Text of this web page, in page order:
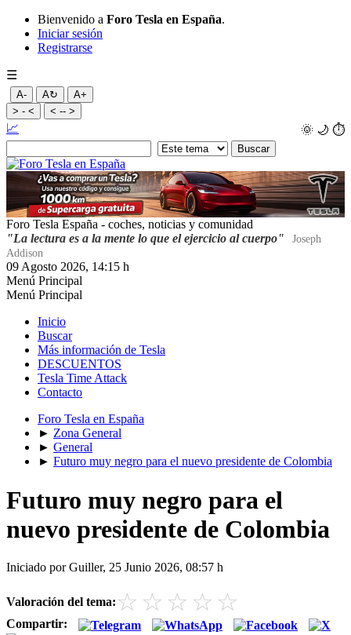
Bienvenido a Foro Tesla en España.
Iniciar sesión
Registrarse
☰
A- A↻
A+
> - <
< -- >
🌞 🌙 ⏱️
📈
Foro Tesla España - coches, noticias y comunidad
"La lectura es a la mente lo que el ejercicio al cuerpo"
Joseph
Addison
09 Agosto 2026, 14:15 h
Menú Principal
Menú Principal
Inicio
Buscar
Más información de Tesla
DESCUENTOS
Tesla Time Attack
Contacto
Foro Tesla en España
► Zona General
► General
► Futuro muy negro para el nuevo presidente de Colombia
Futuro muy negro para el
nuevo presidente de Colombia
Iniciado por Guiller, 25 Junio 2026, 08:57 h
Valoración del tema: ☆ ☆ ☆ ☆ ☆
Compartir: